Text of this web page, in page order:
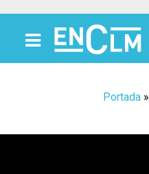
Portada»